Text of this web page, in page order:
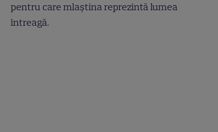
pentru care mlaștina reprezintă lumea
întreagă.